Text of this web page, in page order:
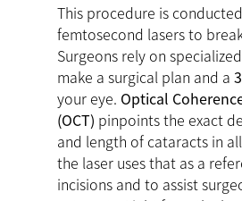
This procedure is
femtosecond lasers to
Surgeons rely on
make a surgical plan and a
your eye. Optical
(OCT) pinpoints the exact
and length of cataracts in
the laser uses that as a
incisions and to assist